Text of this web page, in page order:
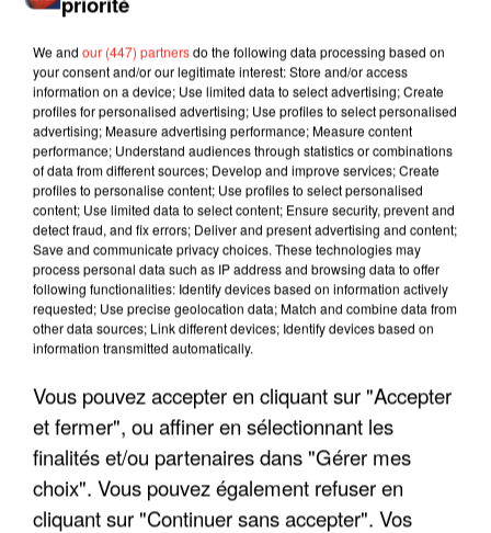
LES INTERVIEWS CHANTE
FRANCE
"JE SUIS À DISPOSITION DES
ENFOIRÉS"
We and our (447) partnersdo the following data processing based on
your consent and/or our legitimate interest: Store and/or access
information on a device; Use limited data to select advertising; Create
profiles for personalised advertising; Use profiles to select personalised
advertising; Measure advertising performance; Measure content
performance; Understand audiences through statistics or combinations
of data from different sources; Develop and improve services; Create
profiles to personalise content; Use profiles to select personalised
content; Use limited data to select content; Ensure security, prevent and
detect fraud, and fix errors; Deliver and present advertising and content;
Save and communicate privacy choices. These technologies may
process personal data such as IP address and browsing data to offer
following functionalities: Identify devices based on information actively
requested; Use precise geolocation data; Match and combine data from
other data sources; Link different devices; Identify devices based on
information transmitted automatically.
Vous pouvez accepter en cliquant sur "Accepter
et fermer", ou affiner en sélectionnant les
finalités et/ou partenaires dans "Gérer mes
choix". Vous pouvez également refuser en
cliquant sur "Continuer sans accepter". Vos